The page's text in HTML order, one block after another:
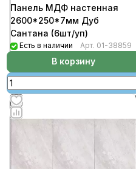
Панель МДФ настенная
2600*250*7мм Дуб
Сантана (6шт/уп)
Есть в наличии Арт. 01-38859
В корзину